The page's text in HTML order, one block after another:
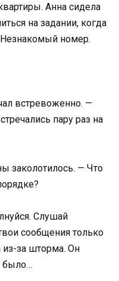
Анна сидела
на задании, когда
Незнакомый номер.
встревоженно. —
пару раз на
заколотилось. — Что
Слушай
сообщения только
из-за шторма. Он
было…